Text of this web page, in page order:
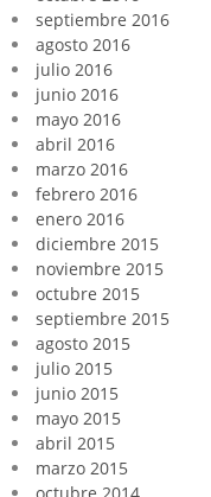
septiembre 2016
agosto 2016
julio 2016
junio 2016
mayo 2016
abril 2016
marzo 2016
febrero 2016
enero 2016
diciembre 2015
noviembre 2015
octubre 2015
septiembre 2015
agosto 2015
julio 2015
junio 2015
mayo 2015
abril 2015
marzo 2015